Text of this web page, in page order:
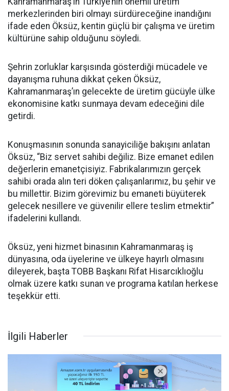
merkezlerinden biri olmayı sürdüreceğine inandığını
ifade eden Öksüz, kentin güçlü bir çalışma ve üretim
kültürüne sahip olduğunu söyledi.
Şehrin zorluklar karşısında gösterdiği mücadele ve
dayanışma ruhuna dikkat çeken Öksüz,
Kahramanmaraş’ın gelecekte de üretim gücüyle ülke
ekonomisine katkı sunmaya devam edeceğini dile
getirdi.
Konuşmasının sonunda sanayiciliğe bakışını anlatan
Öksüz, “Biz servet sahibi değiliz. Bize emanet edilen
değerlerin emanetçisiyiz. Fabrikalarımızın gerçek
sahibi orada alın teri döken çalışanlarımız, bu şehir ve
bu millettir. Bizim görevimiz bu emaneti büyüterek
gelecek nesillere ve güvenilir ellere teslim etmektir”
ifadelerini kullandı.
Öksüz, yeni hizmet binasının Kahramanmaraş iş
dünyasına, oda üyelerine ve ülkeye hayırlı olmasını
dileyerek, başta TOBB Başkanı Rifat Hisarcıklıoğlu
olmak üzere katkı sunan ve programa katılan herkese
teşekkür etti.
İlgili Haberler